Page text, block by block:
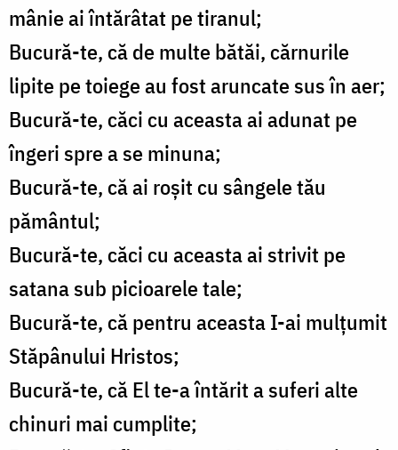
mânie ai întărâtat pe tiranul;
Bucură-te, că de multe bătăi, cărnurile
lipite pe toiege au fost aruncate sus în aer;
Bucură-te, căci cu aceasta ai adunat pe
îngeri spre a se minuna;
Bucură-te, că ai roşit cu sângele tău
pământul;
Bucură-te, căci cu aceasta ai strivit pe
satana sub picioarele tale;
Bucură-te, că pentru aceasta I-ai mulţumit
Stăpânului Hristos;
Bucură-te, că El te-a întărit a suferi alte
chinuri mai cumplite;